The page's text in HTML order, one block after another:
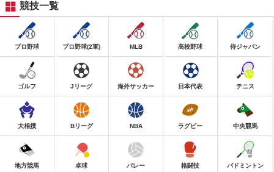
競技一覧
プロ野球 プロ野球(2軍) MLB 高校野球 侍ジャパン
ゴルフ Jリーグ 海外サッカー 日本代表 テニス
大相撲 Bリーグ NBA ラグビー 中央競馬
地方競馬 卓球 バレー 格闘技 バドミントン